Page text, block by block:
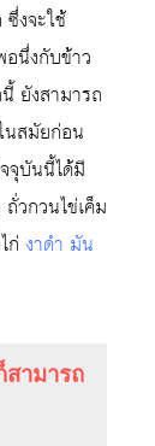
งจะใช้
อนึ่งกับข้าว
ยังสามารถ
นสมัยก่อน
จุบันนี้ได้มี
วกวนไข่เค็ม
ก่ งาดำ มัน
สามารถ